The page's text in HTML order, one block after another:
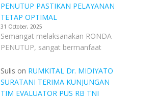
PENUTUP PASTIKAN PELAYANAN
TETAP OPTIMAL
31 October, 2025
Semangat melaksanakan RONDA
PENUTUP, sangat bermanfaat
Sulis on RUMKITAL Dr. MIDIYATO
SURATANI TERIMA KUNJUNGAN
TIM EVALUATOR PUS RB TNI